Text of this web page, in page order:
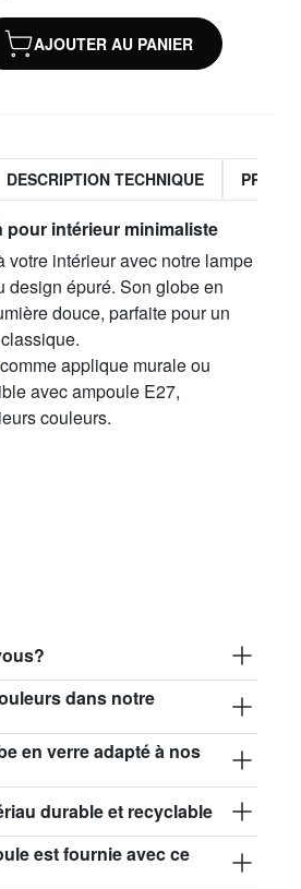
AJOUTER AU PANIER
DESCRIPTION TECHNIQUE
pour intérieur minimaliste
votre intérieur avec notre lampe
design épuré. Son globe en
douce, parfaite pour un
applique murale ou
avec ampoule E27,
couleurs.
dans notre
en verre adapté à nos
durable et recyclable
est fournie avec ce